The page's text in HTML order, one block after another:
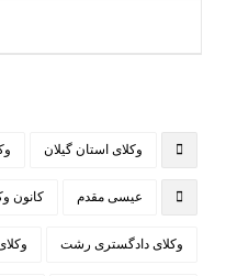
وکلای استان گیلان
عیسی مقدم کانون
وکلای دادگستری رشت